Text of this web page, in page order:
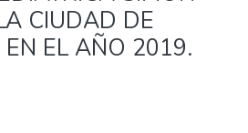
CIUDAD DE
EL AÑO 2019.